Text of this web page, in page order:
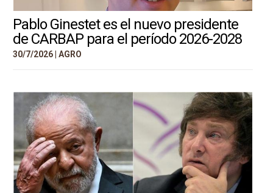
Pablo Ginestet es el nuevo presidente
de CARBAP para el período 2026-2028
30/7/2026 | AGRO